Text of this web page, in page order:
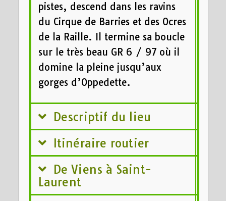
pistes, descend dans les ravins
du Cirque de Barries et des Ocres
de la Raille. Il termine sa boucle
sur le très beau GR 6 / 97 où il
domine la pleine jusqu’aux
gorges d’Oppedette.
Descriptif du lieu
Itinéraire routier
De Viens à Saint-
Laurent